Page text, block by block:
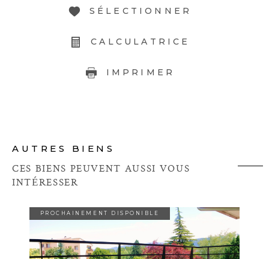
SÉLECTIONNER
CALCULATRICE
IMPRIMER
AUTRES BIENS
CES BIENS PEUVENT AUSSI VOUS
INTÉRESSER
PROCHAINEMENT DISPONIBLE